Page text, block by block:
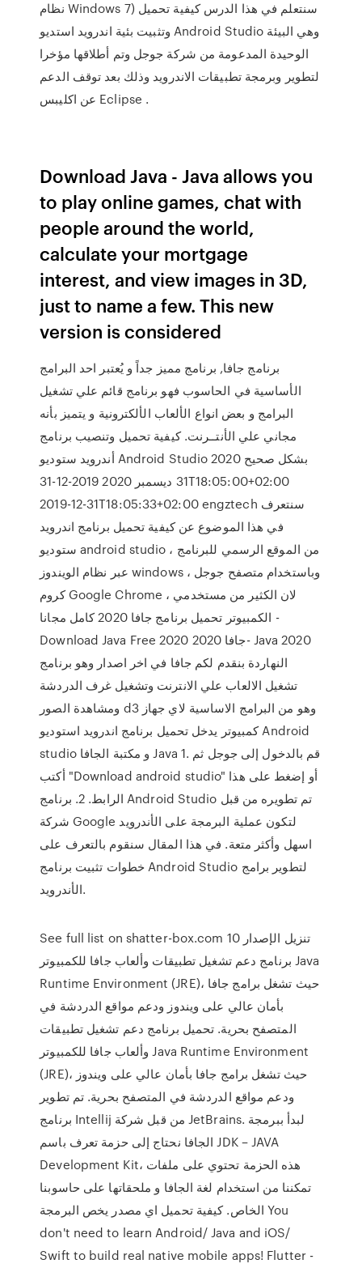
نظام Windows 7) سنتعلم في هذا الدرس كيفية تحميل
وتثبيت بئية اندرويد استديو Android Studio وهي البيئة
الوحيدة المدعومة من شركة جوجل وتم أطلاقها مؤخرا
لتطوير وبرمجة تطبيقات الاندرويد وذلك بعد توقف الدعم
عن اكليبس Eclipse .
Download Java - Java allows you
to play online games, chat with
people around the world,
calculate your mortgage
interest, and view images in 3D,
just to name a few. This new
version is considered
برنامج جافا, برنامج مميز جداً و يُعتبر احد البرامج
الأساسية في الحاسوب فهو برنامج قائم علي تشغيل
البرامج و بعض انواع الألعاب الألكترونية و يتميز بأنه
مجاني علي الأنتــرنت. كيفية تحميل وتنصيب برنامج
أندرويد ستوديو Android Studio بشكل صحيح 2020
31 ديسمبر 2020 2019-12-31T18:05:00+02:00
2019-12-31T18:05:33+02:00 engztech سنتعرف
في هذا الموضوع عن كيفية تحميل برنامج اندرويد
ستوديو android studio ، من الموقع الرسمي للبرنامج
عبر نظام الويندوز windows ، وباستخدام متصفح جوجل
كروم Google Chrome ، لان الكثير من مستخدمي
الكمبيوتر تحميل برنامج جافا 2020 كامل مجانا -
Download Java Free 2020 جافا 2020- Java 2020
النهاردة بنقدم لكم جافا في اخر اصدار وهو برنامج
تشغيل الالعاب علي الانترنت وتشغيل غرف الدردشة
ومشاهدة الصور d3 وهو من البرامج الاساسية لاي جهاز
كمبيوتر يدخل تحميل برنامج اندرويد استوديو Android
studio و مكتبة الجافا Java 1. قم بالدخول إلى جوجل ثم
أكتب "Download android studio" أو إضغط على هذا
الرابط. 2. برنامج Android Studio تم تطويره من قبل
شركة Google لتكون عملية البرمجة على الأندرويد
اسهل وأكثر متعة. في هذا المقال سنقوم بالتعرف على
خطوات تثبيت برنامج Android Studio لتطوير برامج
الأندرويد.
See full list on shatter-box.com تنزيل الإصدار 10
برنامج دعم تشغيل تطبيقات وألعاب جافا للكمبيوتر Java
Runtime Environment (JRE)، حيث تشغل برامج جافا
بأمان عالي على ويندوز ودعم مواقع الدردشة في
المتصفح بحرية. تحميل برنامج دعم تشغيل تطبيقات
وألعاب جافا للكمبيوتر Java Runtime Environment
(JRE)، حيث تشغل برامج جافا بأمان عالي على ويندوز
ودعم مواقع الدردشة في المتصفح بحرية. تم تطوير
برنامج Intellij من قبل شركة JetBrains. لبدأ ببرمجة
الجافا نحتاج إلى حزمة تعرف باسم JDK – JAVA
Development Kit، هذه الحزمة تحتوي على ملفات
تمكننا من استخدام لغة الجافا و ملحقاتها على حاسوبنا
الخاص. كيفية تحميل اي مصدر يخص البرمجة You
don't need to learn Android/ Java and iOS/
Swift to build real native mobile apps! Flutter -